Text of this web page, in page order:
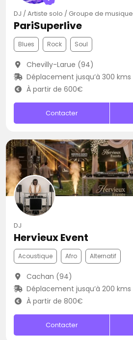
DJ / Artiste solo / Groupe de musique
PariSuperlive
Blues Rock Soul
Chevilly-Larue (94)
Déplacement jusqu’à 300 kms
À partir de 600€
Contacter
DJ
Hervieux Event
Acoustique Afro Alternatif
Cachan (94)
Déplacement jusqu’à 200 kms
À partir de 800€
Contacter